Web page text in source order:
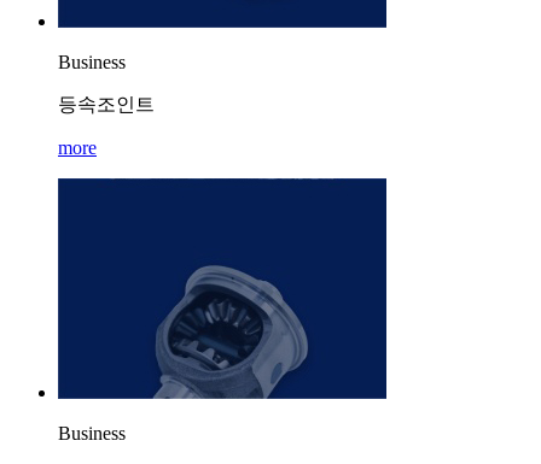
Business
등속조인트
more
Business